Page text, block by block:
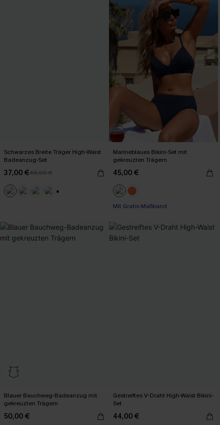
Schwarzes Breite Träger High-Waist
Badeanzug-Set
37,00 €46,00 €
Marineblaues Bikini-Set mit
gekreuzten Trägern
45,00 €
Mit Gratis-Maßband
Blauer Bauchweg-Badeanzug mit
gekreuzten Trägern
50,00 €
Gestreiftes V-Draht High-Waist Bikini-
Set
44,00 €